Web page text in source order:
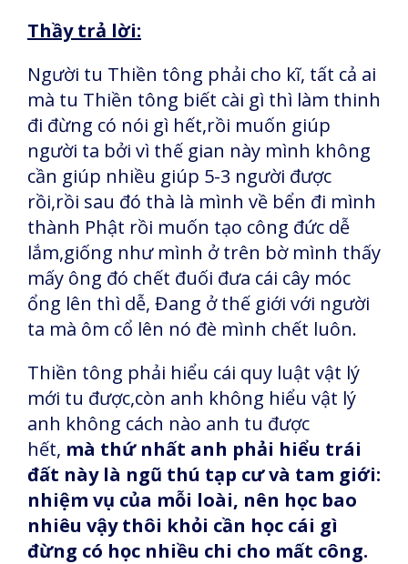
Thầy trả lời:
Người tu Thiền tông phải cho kĩ, tất cả ai
mà tu Thiền tông biết cài gì thì làm thinh
đi đừng có nói gì hết,rồi muốn giúp
người ta bởi vì thế gian này mình không
cần giúp nhiều giúp 5-3 người được
rồi,rồi sau đó thà là mình về bển đi mình
thành Phật rồi muốn tạo công đức dễ
lắm,giống như mình ở trên bờ mình thấy
mấy ông đó chết đuối đưa cái cây móc
ổng lên thì dễ, Đang ở thế giới với người
ta mà ôm cổ lên nó đè mình chết luôn.
Thiền tông phải hiểu cái quy luật vật lý
mới tu được,còn anh không hiểu vật lý
anh không cách nào anh tu được
hết, mà thứ nhất anh phải hiểu trái
đất này là ngũ thú tạp cư và tam giới:
nhiệm vụ của mỗi loài, nên học bao
nhiêu vậy thôi khỏi cần học cái gì
đừng có học nhiều chi cho mất công.